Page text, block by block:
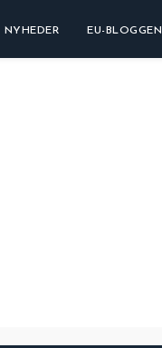
NYHEDER EU-BLOGGEN